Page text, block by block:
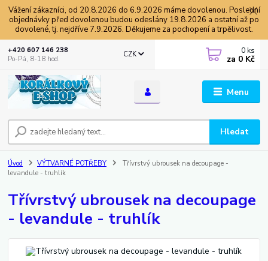
Vážení zákazníci, od 20.8.2026 do 6.9.2026 máme dovolenou. Poslední
objednávky před dovolenou budou odeslány 19.8.2026 a ostatní až po
dovolené, tj. nejdříve 7.9.2026. Děkujeme za pochopení a trpělivost.
Menu
CZK
Hledat
+420 607 146 238
Po-Pá, 8-18 hod.
0 ks
za 0 Kč
Úvod VÝTVARNÉ POTŘEBY
Třívrstvý ubrousek na decoupage -
levandule - truhlík
Třívrstvý ubrousek na decoupage
- levandule - truhlík